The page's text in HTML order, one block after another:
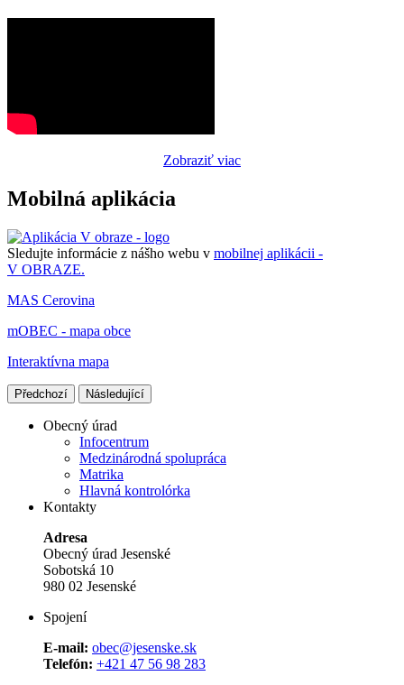
Zobraziť viac
Mobilná aplikácia
Sledujte informácie z nášho webu v mobilnej aplikácii -
V OBRAZE.
MAS Cerovina
mOBEC - mapa obce
Interaktívna mapa
Předchozí Následující
Obecný úrad
Infocentrum
Medzinárodná spolupráca
Matrika
Hlavná kontrolórka
Kontakty
Adresa
Obecný úrad Jesenské
Sobotská 10
980 02 Jesenské
Spojení
E-mail: obec@jesenske.sk
Telefón: +421 47 56 98 283